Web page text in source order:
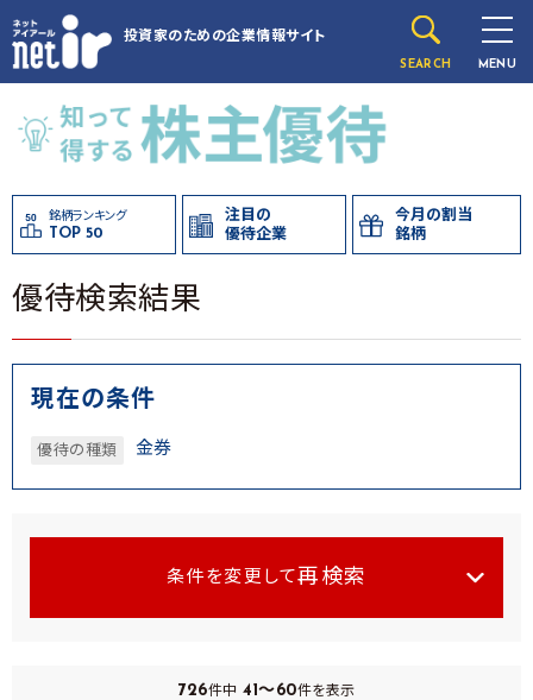
投資家のための企業情報サイト
SEARCH MENU
銘柄ランキング
TOP 50
注目の
優待企業
今月の割当
銘柄
優待検索結果
現在の条件
優待の種類 金券
条件を変更して 再検索
726件中41～60件を表示